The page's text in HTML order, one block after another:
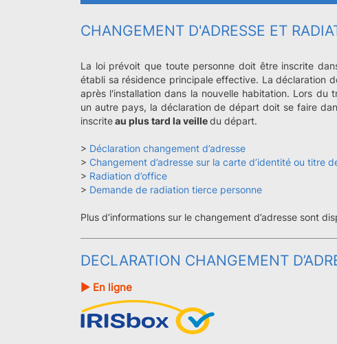
CHANGEMENT D'ADRESSE ET
La loi prévoit que toute personne doit être inscrite
établi sa résidence principale effective. La déclaration
après l'installation dans la nouvelle habitation. Lors du
un autre pays, la déclaration de départ doit se faire
inscriteau plus tard la veilledu départ.
> Déclaration changement d’adresse
> Changement d’adresse sur la carte d’identité ou titre
> Radiation d’office
> Demande de radiation tierce personne
Plus d’informations sur le changement d’adresse sont
DECLARATION CHANGEMENT
► En ligne